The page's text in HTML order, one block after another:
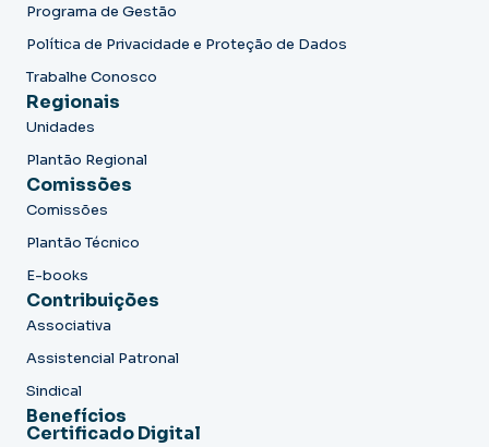
Programa de Gestão
Política de Privacidade e Proteção de Dados
Trabalhe Conosco
Regionais
Unidades
Plantão Regional
Comissões
Comissões
Plantão Técnico
E-books
Contribuições
Associativa
Assistencial Patronal
Sindical
Benefícios
Certificado Digital